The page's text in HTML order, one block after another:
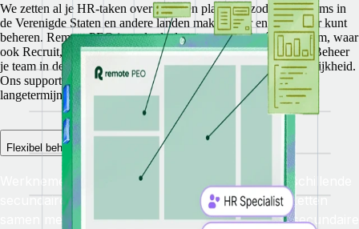
We zetten al je HR-taken over naar één platform, zodat je je teams in
de Verenigde Staten en andere landen makkelijker en efficiënter kunt
beheren. Remote PEO is onderdeel van ons alles-in-één platform, waar
ook Recruit, HRIS, Payroll en EOR onderdeel van uitmaken. Beheer
je team in de Verenigde Staten eenvoudiger en met meer duidelijkheid.
Ons supportteam ondersteunt je bij de dagelijkse zaken en je
langetermijngroei.
Flexibel beheer van secundaire arbeidsvoorwaarden
Werknemers in verschillende staten hebben verschillende
secundaire arbeidsvoorwaarden nodig. Stel pakketten
samen met concurrerende, flexibele en actuele secundaire